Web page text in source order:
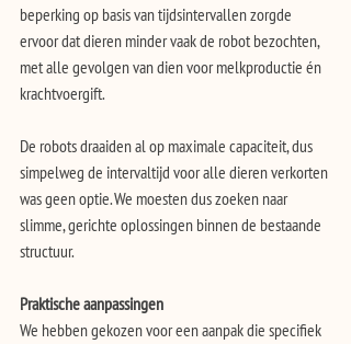
beperking op basis van tijdsintervallen zorgde
ervoor dat dieren minder vaak de robot bezochten,
met alle gevolgen van dien voor melkproductie én
krachtvoergift.
De robots draaiden al op maximale capaciteit, dus
simpelweg de intervaltijd voor alle dieren verkorten
was geen optie. We moesten dus zoeken naar
slimme, gerichte oplossingen binnen de bestaande
structuur.
Praktische aanpassingen
We hebben gekozen voor een aanpak die specifiek